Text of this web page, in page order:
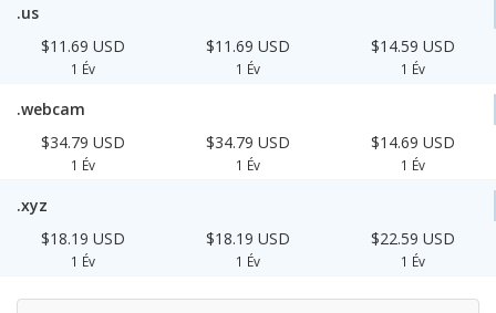
.us
$11.69 USD
1 Év
$11.69 USD
1 Év
$14.59 USD
1 Év
.webcam
$34.79 USD
1 Év
$34.79 USD
1 Év
$14.69 USD
1 Év
.xyz
$18.19 USD
1 Év
$18.19 USD
1 Év
$22.59 USD
1 Év